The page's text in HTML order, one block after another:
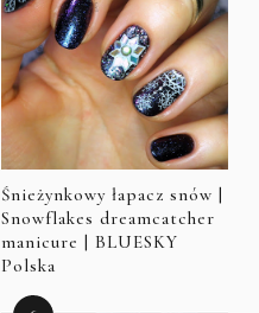
Śnieżynkowy łapacz snów |
Snowflakes dreamcatcher
manicure | BLUESKY
Polska